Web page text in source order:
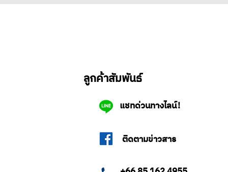
ลูกค้าสัมพันธ์
แชทด่วนทางไลน์!
ติดตามข่าวสาร